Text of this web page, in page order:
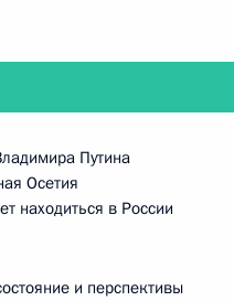
Путина
Осетия
находиться в России
и перспективы